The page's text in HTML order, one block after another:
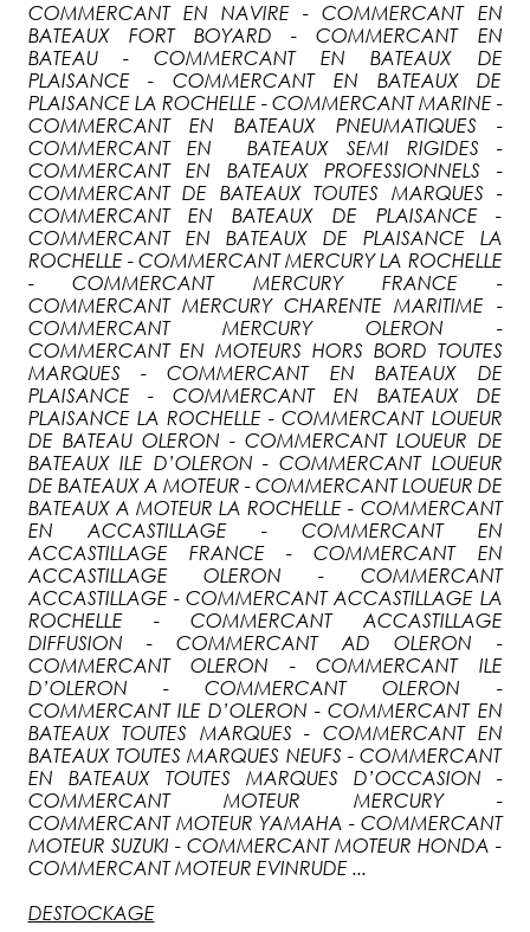
COMMERCANT EN NAVIRE - COMMERCANT EN
BATEAUX FORT BOYARD - COMMERCANT EN
BATEAU - COMMERCANT EN BATEAUX DE
PLAISANCE - COMMERCANT EN BATEAUX DE
PLAISANCE LA ROCHELLE - COMMERCANT MARINE -
COMMERCANT EN BATEAUX PNEUMATIQUES -
COMMERCANT EN BATEAUX SEMI RIGIDES -
COMMERCANT EN BATEAUX PROFESSIONNELS -
COMMERCANT DE BATEAUX TOUTES MARQUES -
COMMERCANT EN BATEAUX DE PLAISANCE -
COMMERCANT EN BATEAUX DE PLAISANCE LA
ROCHELLE - COMMERCANT MERCURY LA ROCHELLE
- COMMERCANT MERCURY FRANCE -
COMMERCANT MERCURY CHARENTE MARITIME -
COMMERCANT MERCURY OLERON -
COMMERCANT EN MOTEURS HORS BORD TOUTES
MARQUES - COMMERCANT EN BATEAUX DE
PLAISANCE - COMMERCANT EN BATEAUX DE
PLAISANCE LA ROCHELLE - COMMERCANT LOUEUR
DE BATEAU OLERON - COMMERCANT LOUEUR DE
BATEAUX ILE D’OLERON - COMMERCANT LOUEUR
DE BATEAUX A MOTEUR - COMMERCANT LOUEUR DE
BATEAUX A MOTEUR LA ROCHELLE - COMMERCANT
EN ACCASTILLAGE - COMMERCANT EN
ACCASTILLAGE FRANCE - COMMERCANT EN
ACCASTILLAGE OLERON - COMMERCANT
ACCASTILLAGE - COMMERCANT ACCASTILLAGE LA
ROCHELLE - COMMERCANT ACCASTILLAGE
DIFFUSION - COMMERCANT AD OLERON -
COMMERCANT OLERON - COMMERCANT ILE
D’OLERON - COMMERCANT OLERON -
COMMERCANT ILE D’OLERON - COMMERCANT EN
BATEAUX TOUTES MARQUES - COMMERCANT EN
BATEAUX TOUTES MARQUES NEUFS - COMMERCANT
EN BATEAUX TOUTES MARQUES D’OCCASION -
COMMERCANT MOTEUR MERCURY -
COMMERCANT MOTEUR YAMAHA - COMMERCANT
MOTEUR SUZUKI - COMMERCANT MOTEUR HONDA -
COMMERCANT MOTEUR EVINRUDE ...
DESTOCKAGE